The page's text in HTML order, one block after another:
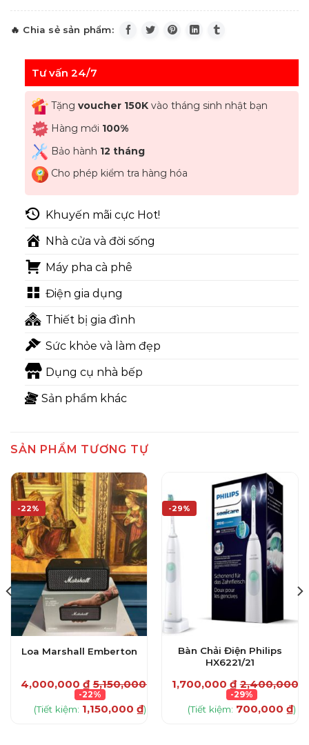
Tư vấn 24/7
Tặng voucher 150Kvào tháng sinh nhật bạn
Hàng mới 100%
Bảo hành 12 tháng
Cho phép kiểm tra hàng hóa
Khuyến mãi cực Hot!
Nhà cửa và đời sống
Máy pha cà phê
Điện gia dụng
Thiết bị gia đình
Sức khỏe và làm đẹp
Dụng cụ nhà bếp
Sản phẩm khác
SẢN PHẨM TƯƠNG TỰ
-22%
Loa Marshall Emberton
4,000,000 ₫ 5,150,000
-22%
(Tiết kiệm: 1,150,000 ₫)
-29%
Bàn Chải Điện Philips
HX6221/21
1,700,000 ₫ 2,400,000
-29%
(Tiết kiệm: 700,000 ₫)